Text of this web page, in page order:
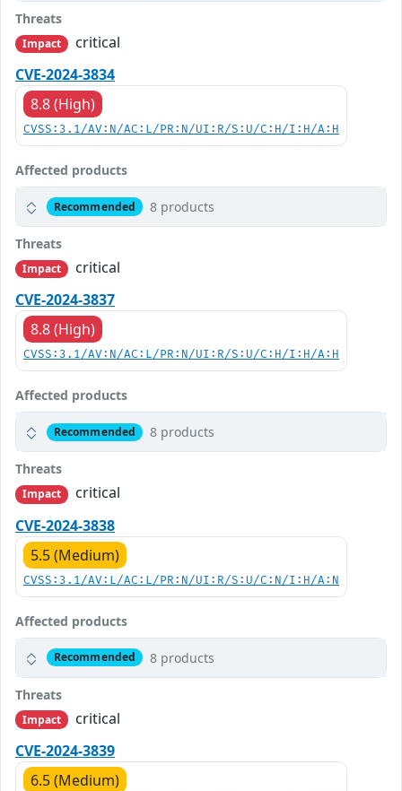
Threats
Impact
critical
CVE-2024-3834
8.8 (High)
CVSS:3.1/AV:N/AC:L/PR:N/UI:R/S:U/C:H/I:H/A:H
Affected products
Recommended 8 products
Threats
Impact
critical
CVE-2024-3837
8.8 (High)
CVSS:3.1/AV:N/AC:L/PR:N/UI:R/S:U/C:H/I:H/A:H
Affected products
Recommended 8 products
Threats
Impact
critical
CVE-2024-3838
5.5 (Medium)
CVSS:3.1/AV:L/AC:L/PR:N/UI:R/S:U/C:N/I:H/A:N
Affected products
Recommended 8 products
Threats
Impact
critical
CVE-2024-3839
6.5 (Medium)